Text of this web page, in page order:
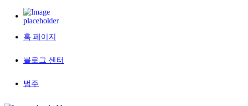
홈 페이지
블로그 센터
범주